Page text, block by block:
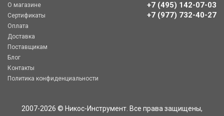
О магазине
Сертификаты
Оплата
Доставка
Поставщикам
Блог
Контакты
Политика конфиденциальности
+7 (495) 142-07-03
‎‎+7 (977) 732-40-27
2007-2026 © Никос-Инструмент. Все права защищены,